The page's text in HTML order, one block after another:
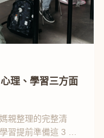
理、學習三方面
親整理的完整清
習提前準備這 3 件